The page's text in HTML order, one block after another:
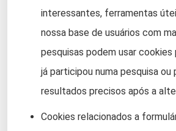
interessantes, ferramentas
nossa base de usuários com
pesquisas podem usar cookies
já participou numa pesquisa ou
resultados precisos após a
Cookies relacionados a